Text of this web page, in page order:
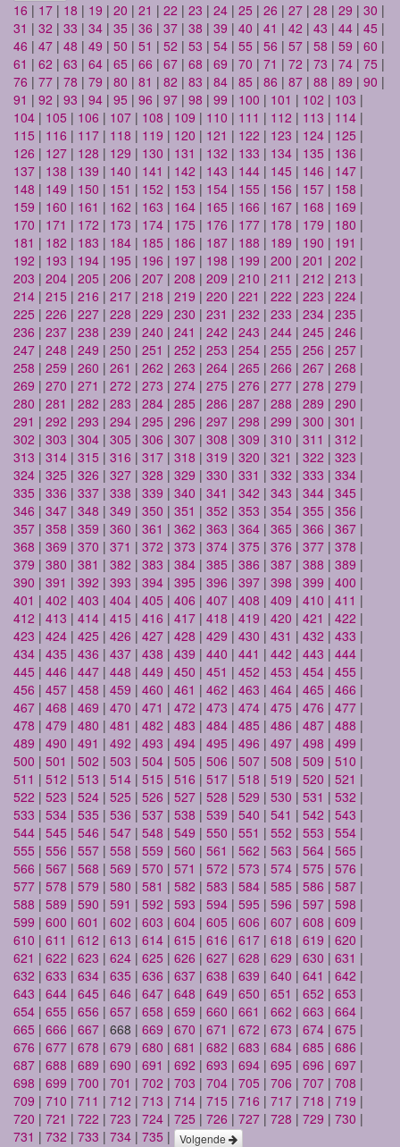
16 | 17 | 18 | 19 | 20 | 21 | 22 | 23 | 24 | 25 | 26 | 27 | 28 | 29 | 30 |
31 | 32 | 33 | 34 | 35 | 36 | 37 | 38 | 39 | 40 | 41 | 42 | 43 | 44 | 45 |
46 | 47 | 48 | 49 | 50 | 51 | 52 | 53 | 54 | 55 | 56 | 57 | 58 | 59 | 60 |
61 | 62 | 63 | 64 | 65 | 66 | 67 | 68 | 69 | 70 | 71 | 72 | 73 | 74 | 75 |
76 | 77 | 78 | 79 | 80 | 81 | 82 | 83 | 84 | 85 | 86 | 87 | 88 | 89 | 90 |
91 | 92 | 93 | 94 | 95 | 96 | 97 | 98 | 99 | 100 | 101 | 102 | 103 |
104 | 105 | 106 | 107 | 108 | 109 | 110 | 111 | 112 | 113 | 114 |
115 | 116 | 117 | 118 | 119 | 120 | 121 | 122 | 123 | 124 | 125 |
126 | 127 | 128 | 129 | 130 | 131 | 132 | 133 | 134 | 135 | 136 |
137 | 138 | 139 | 140 | 141 | 142 | 143 | 144 | 145 | 146 | 147 |
148 | 149 | 150 | 151 | 152 | 153 | 154 | 155 | 156 | 157 | 158 |
159 | 160 | 161 | 162 | 163 | 164 | 165 | 166 | 167 | 168 | 169 |
170 | 171 | 172 | 173 | 174 | 175 | 176 | 177 | 178 | 179 | 180 |
181 | 182 | 183 | 184 | 185 | 186 | 187 | 188 | 189 | 190 | 191 |
192 | 193 | 194 | 195 | 196 | 197 | 198 | 199 | 200 | 201 | 202 |
203 | 204 | 205 | 206 | 207 | 208 | 209 | 210 | 211 | 212 | 213 |
214 | 215 | 216 | 217 | 218 | 219 | 220 | 221 | 222 | 223 | 224 |
225 | 226 | 227 | 228 | 229 | 230 | 231 | 232 | 233 | 234 | 235 |
236 | 237 | 238 | 239 | 240 | 241 | 242 | 243 | 244 | 245 | 246 |
247 | 248 | 249 | 250 | 251 | 252 | 253 | 254 | 255 | 256 | 257 |
258 | 259 | 260 | 261 | 262 | 263 | 264 | 265 | 266 | 267 | 268 |
269 | 270 | 271 | 272 | 273 | 274 | 275 | 276 | 277 | 278 | 279 |
280 | 281 | 282 | 283 | 284 | 285 | 286 | 287 | 288 | 289 | 290 |
291 | 292 | 293 | 294 | 295 | 296 | 297 | 298 | 299 | 300 | 301 |
302 | 303 | 304 | 305 | 306 | 307 | 308 | 309 | 310 | 311 | 312 |
313 | 314 | 315 | 316 | 317 | 318 | 319 | 320 | 321 | 322 | 323 |
324 | 325 | 326 | 327 | 328 | 329 | 330 | 331 | 332 | 333 | 334 |
335 | 336 | 337 | 338 | 339 | 340 | 341 | 342 | 343 | 344 | 345 |
346 | 347 | 348 | 349 | 350 | 351 | 352 | 353 | 354 | 355 | 356 |
357 | 358 | 359 | 360 | 361 | 362 | 363 | 364 | 365 | 366 | 367 |
368 | 369 | 370 | 371 | 372 | 373 | 374 | 375 | 376 | 377 | 378 |
379 | 380 | 381 | 382 | 383 | 384 | 385 | 386 | 387 | 388 | 389 |
390 | 391 | 392 | 393 | 394 | 395 | 396 | 397 | 398 | 399 | 400 |
401 | 402 | 403 | 404 | 405 | 406 | 407 | 408 | 409 | 410 | 411 |
412 | 413 | 414 | 415 | 416 | 417 | 418 | 419 | 420 | 421 | 422 |
423 | 424 | 425 | 426 | 427 | 428 | 429 | 430 | 431 | 432 | 433 |
434 | 435 | 436 | 437 | 438 | 439 | 440 | 441 | 442 | 443 | 444 |
445 | 446 | 447 | 448 | 449 | 450 | 451 | 452 | 453 | 454 | 455 |
456 | 457 | 458 | 459 | 460 | 461 | 462 | 463 | 464 | 465 | 466 |
467 | 468 | 469 | 470 | 471 | 472 | 473 | 474 | 475 | 476 | 477 |
478 | 479 | 480 | 481 | 482 | 483 | 484 | 485 | 486 | 487 | 488 |
489 | 490 | 491 | 492 | 493 | 494 | 495 | 496 | 497 | 498 | 499 |
500 | 501 | 502 | 503 | 504 | 505 | 506 | 507 | 508 | 509 | 510 |
511 | 512 | 513 | 514 | 515 | 516 | 517 | 518 | 519 | 520 | 521 |
522 | 523 | 524 | 525 | 526 | 527 | 528 | 529 | 530 | 531 | 532 |
533 | 534 | 535 | 536 | 537 | 538 | 539 | 540 | 541 | 542 | 543 |
544 | 545 | 546 | 547 | 548 | 549 | 550 | 551 | 552 | 553 | 554 |
555 | 556 | 557 | 558 | 559 | 560 | 561 | 562 | 563 | 564 | 565 |
566 | 567 | 568 | 569 | 570 | 571 | 572 | 573 | 574 | 575 | 576 |
577 | 578 | 579 | 580 | 581 | 582 | 583 | 584 | 585 | 586 | 587 |
588 | 589 | 590 | 591 | 592 | 593 | 594 | 595 | 596 | 597 | 598 |
599 | 600 | 601 | 602 | 603 | 604 | 605 | 606 | 607 | 608 | 609 |
610 | 611 | 612 | 613 | 614 | 615 | 616 | 617 | 618 | 619 | 620 |
621 | 622 | 623 | 624 | 625 | 626 | 627 | 628 | 629 | 630 | 631 |
632 | 633 | 634 | 635 | 636 | 637 | 638 | 639 | 640 | 641 | 642 |
643 | 644 | 645 | 646 | 647 | 648 | 649 | 650 | 651 | 652 | 653 |
654 | 655 | 656 | 657 | 658 | 659 | 660 | 661 | 662 | 663 | 664 |
665 | 666 | 667 | 668 | 669 | 670 | 671 | 672 | 673 | 674 | 675 |
676 | 677 | 678 | 679 | 680 | 681 | 682 | 683 | 684 | 685 | 686 |
687 | 688 | 689 | 690 | 691 | 692 | 693 | 694 | 695 | 696 | 697 |
698 | 699 | 700 | 701 | 702 | 703 | 704 | 705 | 706 | 707 | 708 |
709 | 710 | 711 | 712 | 713 | 714 | 715 | 716 | 717 | 718 | 719 |
720 | 721 | 722 | 723 | 724 | 725 | 726 | 727 | 728 | 729 | 730 |
731 | 732 | 733 | 734 | 735 | Volgende